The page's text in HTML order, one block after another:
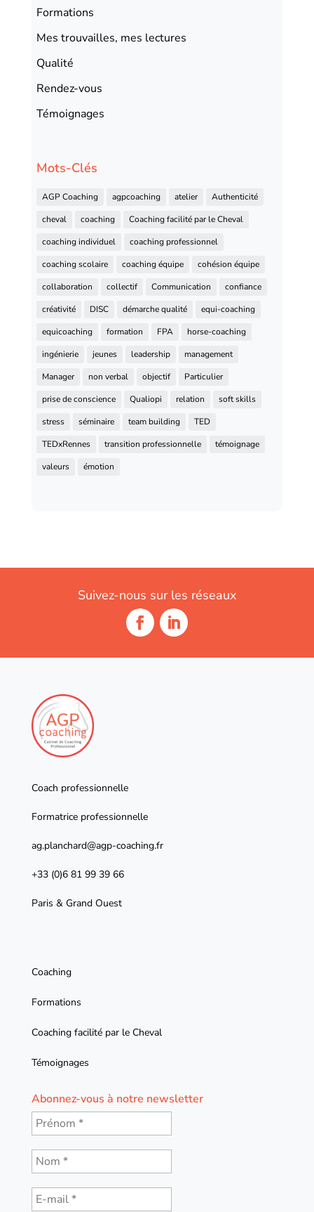
Formations
Mes trouvailles, mes lectures
Qualité
Rendez-vous
Témoignages
Mots-Clés
AGP Coaching agpcoaching atelier
Authenticité
cheval
coaching
Coaching facilité par le Cheval
coaching individuel
coaching professionnel
coaching scolaire
coaching équipe
cohésion équipe
collaboration
collectif Communication
confiance
créativité
DISC démarche qualité
equi-coaching
equicoaching
formation FPA
horse-coaching
ingénierie
jeunes leadership
management
Manager
non verbal objectif
Particulier
prise de conscience
Qualiopi relation
soft skills
stress
séminaire team building
TED
TEDxRennes
transition professionnelle
témoignage
valeurs
émotion
Suivez-nous sur les réseaux
Coach professionnelle
Formatrice professionnelle
ag.planchard@agp-coaching.fr
+33 (0)6 81 99 39 66
Paris & Grand Ouest
Coaching
Formations
Coaching facilité par le Cheval
Témoignages
Abonnez-vous à notre newsletter